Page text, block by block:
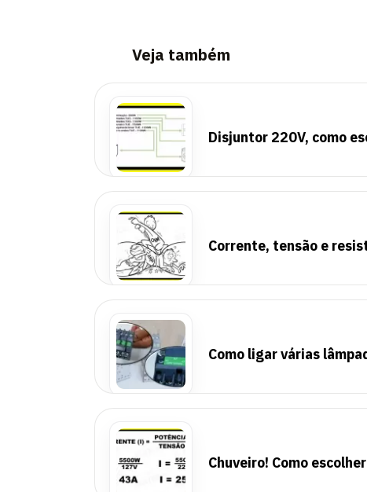
Veja também
Disjuntor 220V, como
Corrente, tensão e
Como ligar várias
Chuveiro! Como